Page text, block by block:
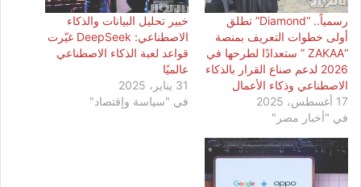
رسمياً.. “Diamond” تطلق
أولى خطوات التعريف بمنصة
“ZAKAA ” ستعدادًا لطرحها في
2026 لدعم صناع القرار بالذكاء
الاصطناعي وذكاء الأعمال
17 أغسطس، 2025
في "أخبار مصر"
خبير تحليل البيانات والذكاء
الاصطناعي: DeepSeek غيّرت
قواعد لعبة الذكاء الاصطناعي
عالميًا
31 يناير، 2025
في "سياسة وإقتصاد"